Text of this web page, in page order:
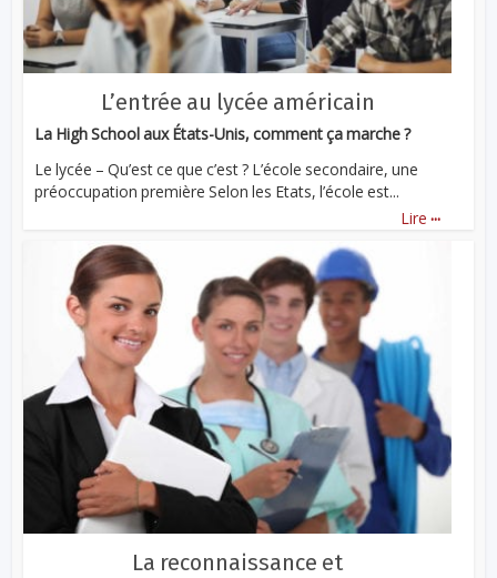
L’entrée au lycée américain
La High School aux États-Unis, comment ça marche ?
Le lycée – Qu’est ce que c’est ? L’école secondaire, une
préoccupation première Selon les Etats, l’école est...
Lire ...
La reconnaissance et